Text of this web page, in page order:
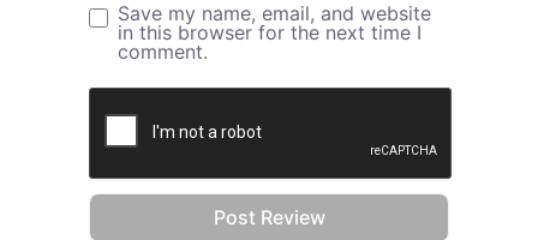
Save my name, email, and website
in this browser for the next time I
comment.